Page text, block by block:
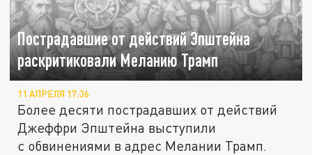
Пострадавшие от действий Эпштейна
раскритиковали Меланию Трамп
11 АПРЕЛЯ 17:36
Более десяти пострадавших от действий
Джеффри Эпштейна выступили
с обвинениями в адрес Мелании Трамп.